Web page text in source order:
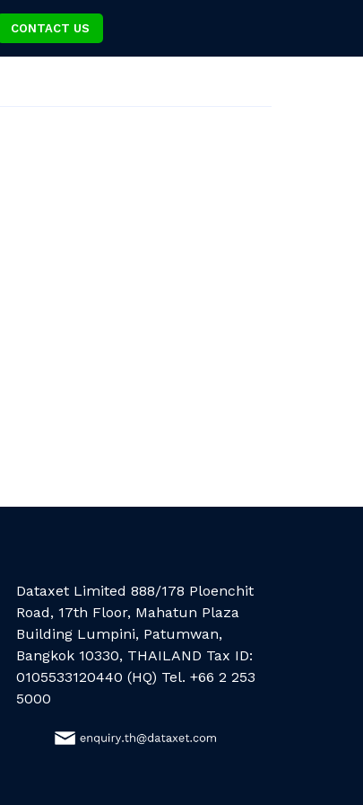
CONTACT US
Dataxet Limited 888/178 Ploenchit
Road, 17th Floor, Mahatun Plaza
Building Lumpini, Patumwan,
Bangkok 10330, THAILAND Tax ID:
0105533120440 (HQ) Tel. +66 2 253
5000